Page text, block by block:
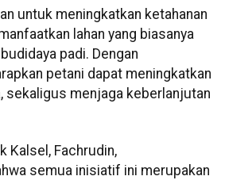
untuk meningkatkan ketahanan
lahan yang biasanya
padi. Dengan
petani dapat meningkatkan
sekaligus menjaga keberlanjutan
Kalsel, Fachrudin,
semua inisiatif ini merupakan